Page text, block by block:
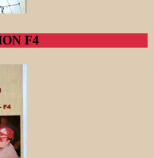
F4